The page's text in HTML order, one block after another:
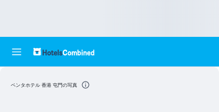
ペンタホテル 香港 屯門の写真